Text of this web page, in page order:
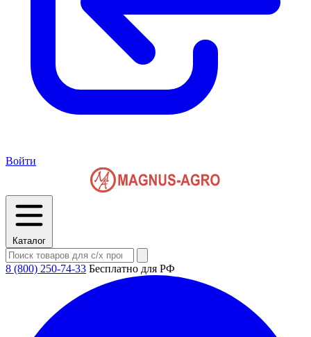
Войти
Каталог
8 (800) 250-74-33 Бесплатно для РФ